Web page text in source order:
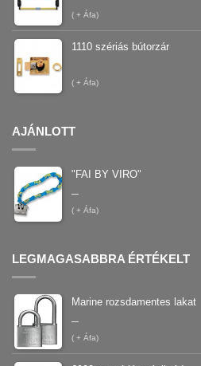
( + Áfa)
1110 szériás bútorzár
( + Áfa)
AJÁNLOTT
"FAI BY VIRO"
–
( + Áfa)
LEGMAGASABBRA ÉRTÉKELT
Marine rozsdamentes lakat
–
( + Áfa)